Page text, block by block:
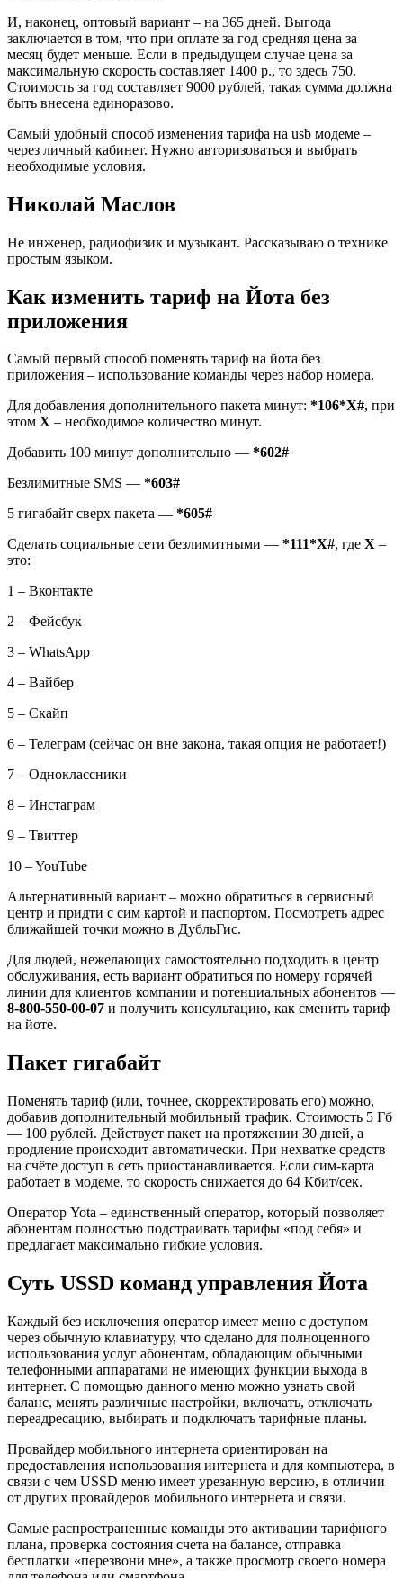
И, наконец, оптовый вариант – на 365 дней. Выгода
заключается в том, что при оплате за год средняя цена за
месяц будет меньше. Если в предыдущем случае цена за
максимальную скорость составляет 1400 р., то здесь 750.
Стоимость за год составляет 9000 рублей, такая сумма должна
быть внесена единоразово.
Самый удобный способ изменения тарифа на usb модеме –
через личный кабинет. Нужно авторизоваться и выбрать
необходимые условия.
Николай Маслов
Не инженер, радиофизик и музыкант. Рассказываю о технике
простым языком.
Как изменить тариф на Йота без
приложения
Самый первый способ поменять тариф на йота без
приложения – использование команды через набор номера.
Для добавления дополнительного пакета минут: *106*X#, при
этом X – необходимое количество минут.
Добавить 100 минут дополнительно — *602#
Безлимитные SMS — *603#
5 гигабайт сверх пакета — *605#
Сделать социальные сети безлимитными — *111*X#, где X –
это:
1 – Вконтакте
2 – Фейсбук
3 – WhatsApp
4 – Вайбер
5 – Скайп
6 – Телеграм (сейчас он вне закона, такая опция не работает!)
7 – Одноклассники
8 – Инстаграм
9 – Твиттер
10 – YouTube
Альтернативный вариант – можно обратиться в сервисный
центр и придти с сим картой и паспортом. Посмотреть адрес
ближайшей точки можно в ДубльГис.
Для людей, нежелающих самостоятельно подходить в центр
обслуживания, есть вариант обратиться по номеру горячей
линии для клиентов компании и потенциальных абонентов —
8-800-550-00-07 и получить консультацию, как сменить тариф
на йоте.
Пакет гигабайт
Поменять тариф (или, точнее, скорректировать его) можно,
добавив дополнительный мобильный трафик. Стоимость 5 Гб
— 100 рублей. Действует пакет на протяжении 30 дней, а
продление происходит автоматически. При нехватке средств
на счёте доступ в сеть приостанавливается. Если сим-карта
работает в модеме, то скорость снижается до 64 Кбит/сек.
Оператор Yota – единственный оператор, который позволяет
абонентам полностью подстраивать тарифы «под себя» и
предлагает максимально гибкие условия.
Суть USSD команд управления Йота
Каждый без исключения оператор имеет меню с доступом
через обычную клавиатуру, что сделано для полноценного
использования услуг абонентам, обладающим обычными
телефонными аппаратами не имеющих функции выхода в
интернет. С помощью данного меню можно узнать свой
баланс, менять различные настройки, включать, отключать
переадресацию, выбирать и подключать тарифные планы.
Провайдер мобильного интернета ориентирован на
предоставления использования интернета и для компьютера, в
связи с чем USSD меню имеет урезанную версию, в отличии
от других провайдеров мобильного интернета и связи.
Самые распространенные команды это активации тарифного
плана, проверка состояния счета на балансе, отправка
бесплатки «перезвони мне», а также просмотр своего номера